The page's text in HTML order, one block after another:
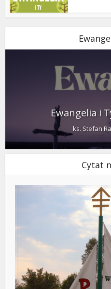
Ewangelia i
ks. Stefan
Cytat